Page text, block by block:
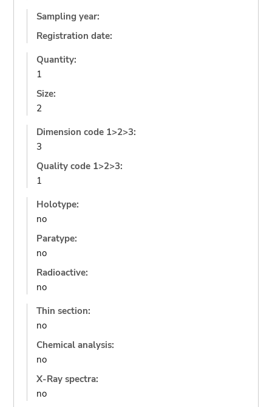
Sampling year:
Registration date:
Quantity:
1
Size:
2
Dimension code 1>2>3:
3
Quality code 1>2>3:
1
Holotype:
no
Paratype:
no
Radioactive:
no
Thin section:
no
Chemical analysis:
no
X-Ray spectra:
no